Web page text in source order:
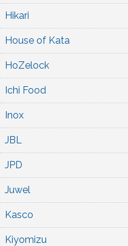
Hikari
House of Kata
HoZelock
Ichi Food
Inox
JBL
JPD
Juwel
Kasco
Kiyomizu